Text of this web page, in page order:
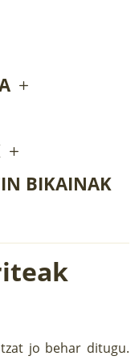
BIKAINAK
jo behar ditugu.